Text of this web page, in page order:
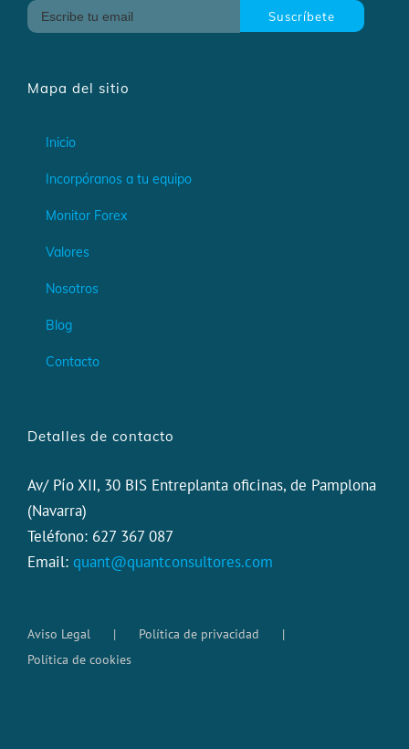
Mapa del sitio
Inicio
Incorpóranos a tu equipo
Monitor Forex
Valores
Nosotros
Blog
Contacto
Detalles de contacto
Av/ Pío XII, 30 BIS Entreplanta oficinas, de Pamplona
(Navarra)
Teléfono: 627 367 087
Email: quant@quantconsultores.com
Aviso Legal
Política de privacidad
Política de cookies